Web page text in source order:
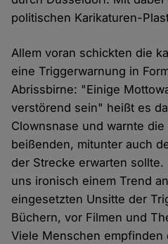
politischen Karikaturen-
Allem voran schickten die
eine Triggerwarnung in
Abrissbirne: "Einige
verstörend sein" heißt es
Clownsnase und warnte
beißenden, mitunter auch
der Strecke erwarten
uns ironisch einem Trend
eingesetzten Unsitte der
Büchern, vor Filmen und
Viele Menschen empfinden